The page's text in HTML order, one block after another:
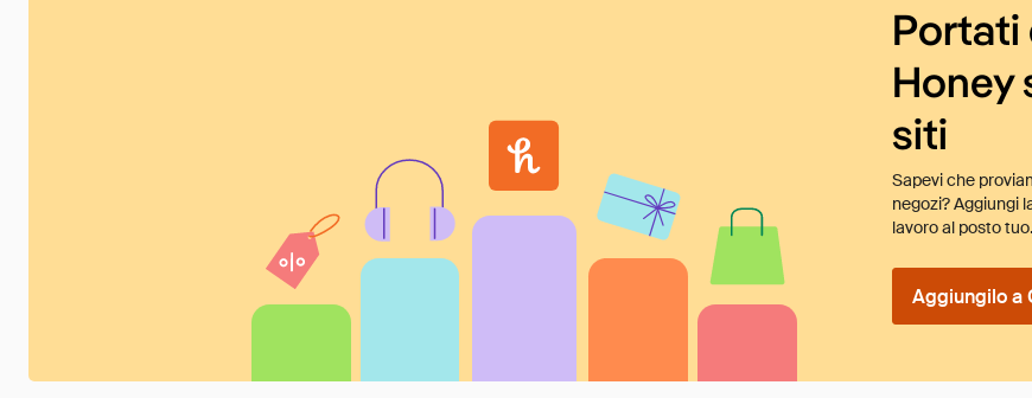
Portati
Honey
siti
Sapevi che
negozi? Aggiungi
lavoro al posto tuo.
Aggiungilo a